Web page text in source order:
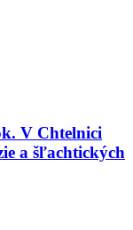
V Chtelnici
a šľachtických